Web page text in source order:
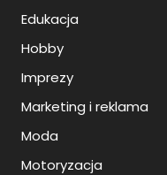
Edukacja
Hobby
Imprezy
Marketing i reklama
Moda
Motoryzacja